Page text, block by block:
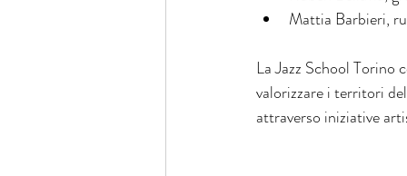
Mattia Barbieri,
La Jazz School Torino
valorizzare i territori
attraverso iniziative